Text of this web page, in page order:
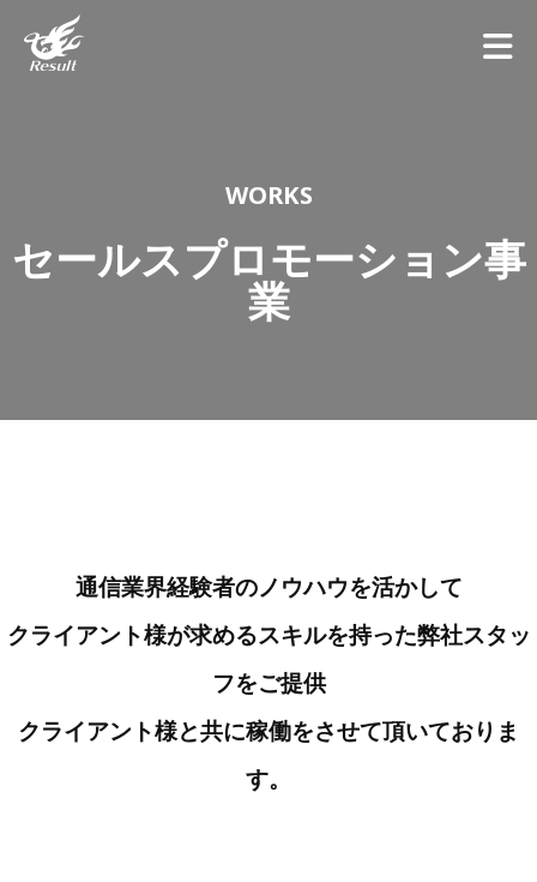
WORKS
セールスプロモーション事
業
通信業界経験者のノウハウを活かして
クライアント様が求めるスキルを持った弊社スタッ
フをご提供
クライアント様と共に稼働をさせて頂いておりま
す。